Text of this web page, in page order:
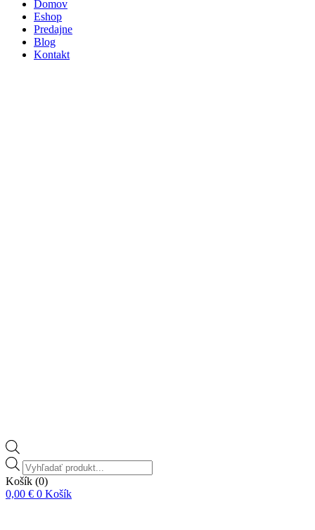
Domov
Eshop
Predajne
Blog
Kontakt
Vyhľadávanie
produktov
Košík (0)
0,00 € 0 Košík